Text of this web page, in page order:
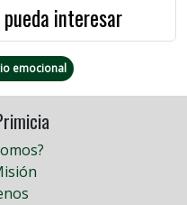
pueda interesar
emocional